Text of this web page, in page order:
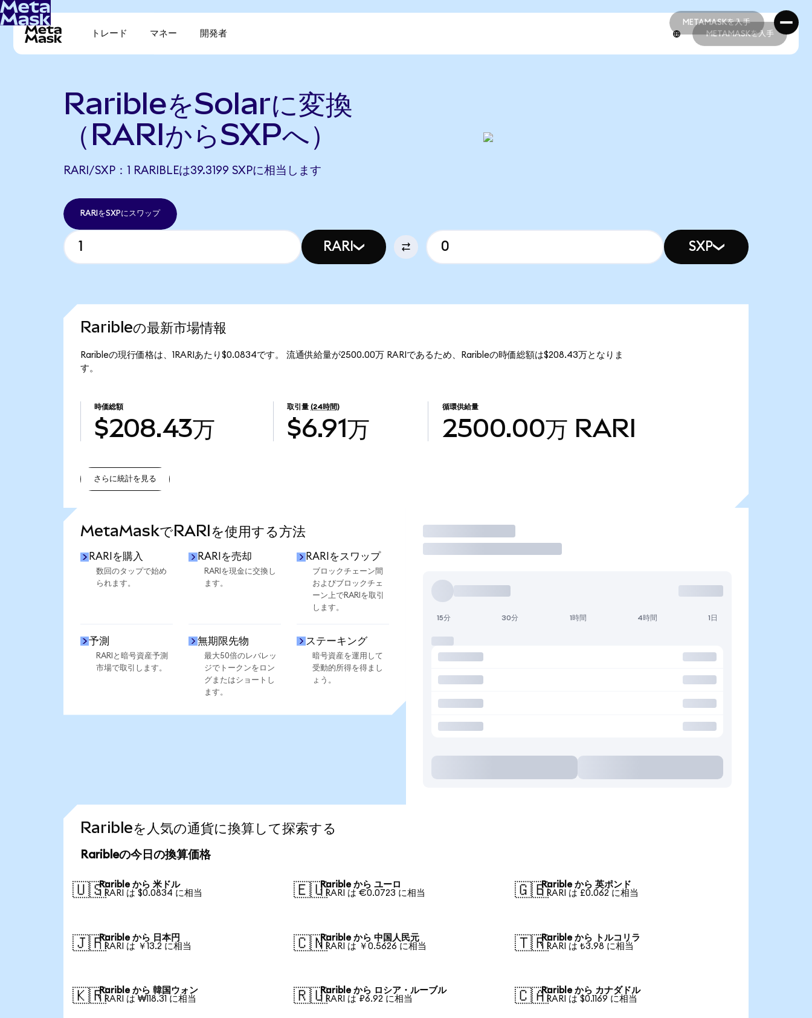
METAMASKを入手
METAMASKを入手
トレード マネー 開発者 METAMASKを入手
RaribleをSolarに変換
（RARIからSXPへ）
RARI/SXP：1 RARIBLEは39.3199 SXPに相当します
RARIをSXPにスワップ
RARI SXP
Raribleの最新市場情報
Raribleの現行価格は、1RARIあたり$0.0834です。 流通供給量が2500.00万 RARIであるため、Raribleの時価総額は$208.43万となりま
す。
時価総額
$208.43万
取引量 (24時間)
$6.91万
循環供給量
2500.00万 RARI
さらに統計を見る
MetaMaskでRARIを使用する方法
RARIを購入
数回のタップで始め
られます。
RARIを売却
RARIを現金に交換し
ます。
RARIをスワップ
ブロックチェーン間
およびブロックチェ
ーン上でRARIを取引
します。
予測
RARIと暗号資産予測
市場で取引します。
無期限先物
最大50倍のレバレッ
ジでトークンをロン
グまたはショートし
ます。
ステーキング
暗号資産を運用して
受動的所得を得まし
ょう。
取引
15分 30分 1時間 4時間 1日
Raribleを人気の通貨に換算して探索する
Raribleの今日の換算価格
🇺🇸Rarible から 米ドル
1 RARI は $0.0834 に相当
🇪🇺Rarible から ユーロ
1 RARI は €0.0723 に相当
🇬🇧Rarible から 英ポンド
1 RARI は £0.062 に相当
🇯🇵Rarible から 日本円
1 RARI は ￥13.2 に相当
🇨🇳Rarible から 中国人民元
1 RARI は ￥0.5626 に相当
🇹🇷Rarible から トルコリラ
1 RARI は ₺3.98 に相当
🇰🇷Rarible から 韓国ウォン
1 RARI は ₩118.31 に相当
🇷🇺Rarible から ロシア・ルーブル
1 RARI は ₽6.92 に相当
🇨🇦Rarible から カナダドル
1 RARI は $0.1169 に相当